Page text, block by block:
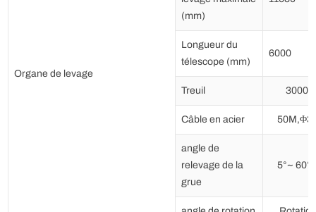
Organe de levage
(mm)
Longueur du
télescope (mm)
6000
Treuil
3000
Câble en acier
angle de
relevage de la
grue
5°~ 60°